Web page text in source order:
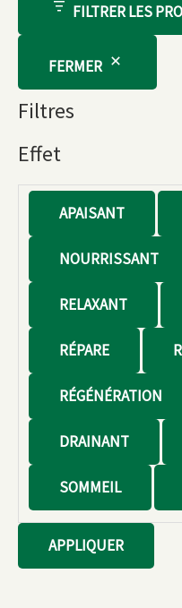
FILTRER LES
FERMER
Filtres
Effet
f
t
APAISANT
NOURRISSANT
RELAXANT
RÉPARE
RÉGÉNÉRATION
DRAINANT
SOMMEIL
APPLIQUER